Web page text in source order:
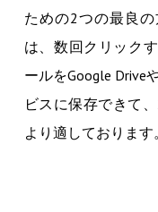
ための2つの最良
は、数回クリック
ールをGoogle Drive
ビスに保存できて
より適しております。